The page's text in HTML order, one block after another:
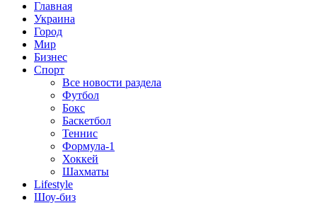
Главная
Украина
Город
Мир
Бизнес
Спорт
Все новости раздела
Футбол
Бокс
Баскетбол
Теннис
Формула-1
Хоккей
Шахматы
Lifestyle
Шоу-биз